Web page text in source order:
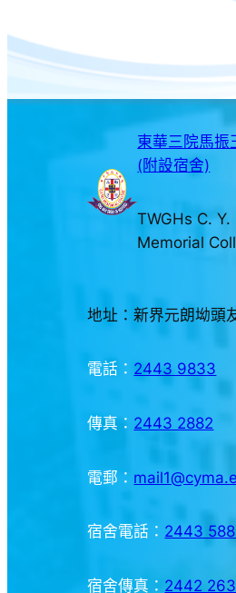
東華三院馬振
(附設宿舍)
TWGHs C. Y.
Memorial
地址：新界元朗坳頭
電話： 2443 9833
傳真： 2443 2882
電郵：
宿舍電話： 2443
宿舍傳真： 2442